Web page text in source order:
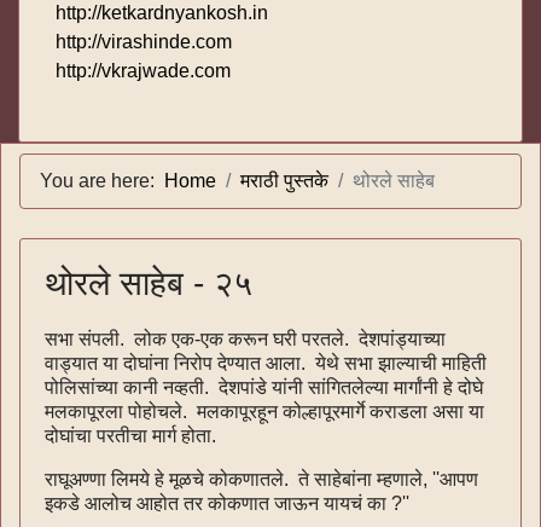
http://ketkardnyankosh.in
http://virashinde.com
http://vkrajwade.com
You are here: Home मराठी पुस्तके थोरले साहेब
थोरले साहेब - २५
सभा संपली. लोक एक-एक करून घरी परतले. देशपांड्याच्या
वाड्यात या दोघांना निरोप देण्यात आला. येथे सभा झाल्याची माहिती
पोलिसांच्या कानी नव्हती. देशपांडे यांनी सांगितलेल्या मार्गांनी हे दोघे
मलकापूरला पोहोचले. मलकापूरहून कोल्हापूरमार्गे कराडला असा या
दोघांचा परतीचा मार्ग होता.
राघूअण्णा लिमये हे मूळचे कोकणातले. ते साहेबांना म्हणाले, ''आपण
इकडे आलोच आहोत तर कोकणात जाऊन यायचं का ?''